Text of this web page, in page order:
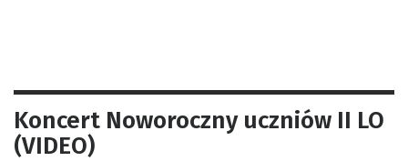
Koncert Noworoczny uczniów II LO
(VIDEO)